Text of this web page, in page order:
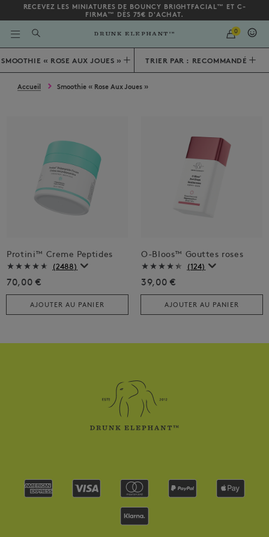
RECEVEZ LES MINIATURES DE BOUNCY BRIGHTFACIAL™ ET C-
FIRMA™ DÈS 75€ D'ACHAT.
SAISIR
UN
MOT
CLÉ
OU
NUMÉRO
D'ARTICLE
0
Bas de la page
SMOOTHIE « ROSE AUX JOUES » TRIER PAR : RECOMMANDÉ
Accueil Smoothie « Rose Aux Joues »
Protini™ Creme Peptides
(2488)
70,00 €
AJOUTER AU PANIER
O-Bloos™ Gouttes roses
(124)
39,00 €
AJOUTER AU PANIER